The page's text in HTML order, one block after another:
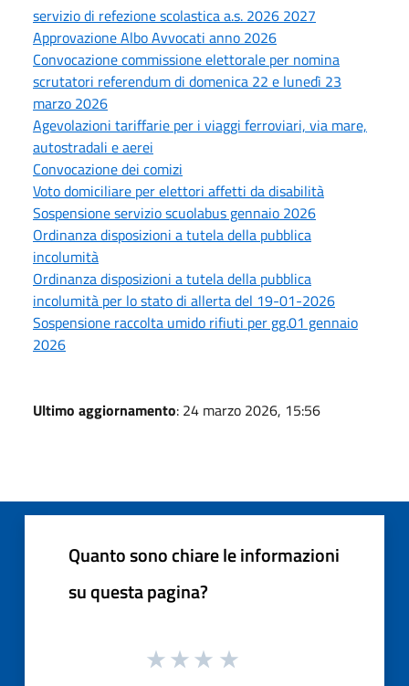
servizio di refezione scolastica a.s. 2026 2027
Approvazione Albo Avvocati anno 2026
Convocazione commissione elettorale per nomina
scrutatori referendum di domenica 22 e lunedì 23
marzo 2026
Agevolazioni tariffarie per i viaggi ferroviari, via mare,
autostradali e aerei
Convocazione dei comizi
Voto domiciliare per elettori affetti da disabilità
Sospensione servizio scuolabus gennaio 2026
Ordinanza disposizioni a tutela della pubblica
incolumità
Ordinanza disposizioni a tutela della pubblica
incolumità per lo stato di allerta del 19-01-2026
Sospensione raccolta umido rifiuti per gg.01 gennaio
2026
Ultimo aggiornamento: 24 marzo 2026, 15:56
Quanto sono chiare le informazioni
su questa pagina?